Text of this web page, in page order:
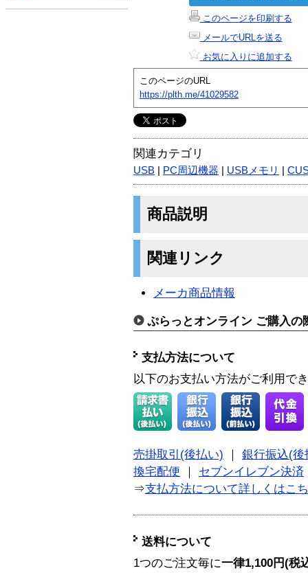
このページを印刷する
メールでURLを送る
お気に入りに追加する
このページのURL
https://plth.me/41029582
関連カテゴリ
USB PC周辺機器 USBメモリ
商品説明
関連リンク
メーカ商品情報
ぷらっとオンライン ご購入の
支払方法について
以下のお支払い方法がご利用で
売掛取引(後払い)
銀行振込(後
換宅配便
セブンイレブン決済
⇒支払方法について詳しくはこ
送料について
1つのご注文毎に一律1,100円(税